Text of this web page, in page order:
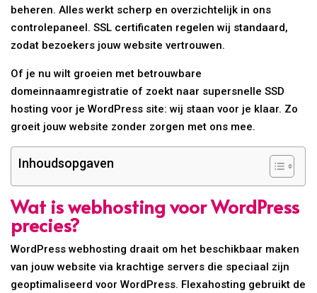
beheren. Alles werkt scherp en overzichtelijk in ons
controlepaneel. SSL certificaten regelen wij standaard,
zodat bezoekers jouw website vertrouwen.
Of je nu wilt groeien met betrouwbare
domeinnaamregistratie of zoekt naar supersnelle SSD
hosting voor je WordPress site: wij staan voor je klaar. Zo
groeit jouw website zonder zorgen met ons mee.
Inhoudsopgaven
Wat is webhosting voor WordPress
precies?
WordPress webhosting draait om het beschikbaar maken
van jouw website via krachtige servers die speciaal zijn
geoptimaliseerd voor WordPress. Flexahosting gebruikt de